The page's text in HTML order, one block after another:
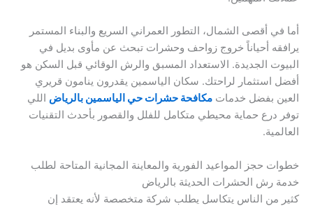
أما في أقصى الشمال، التطور العمراني السريع والبناء المستمر
يرافقه أحياناً خروج زواحف وحشرات تبحث عن مأوى بديل في
البيوت الجديدة. الاستعداد المسبق والرش الوقائي قبل السكن هو
أفضل استثمار لراحتك. سكان الياسمين يقدرون ينامون قريري
العين بفضل خدمات مكافحة حشرات حي الياسمين بالرياض اللي
توفر درع حماية محيطي متكامل للفلل والقصور بأحدث التقنيات
العالمية.
خطوات حجز المواعيد الفورية والمعاينة المجانية المتاحة لطلب
خدمة رش الحشرات الحديثة بالرياض
كثير من الناس يتكاسل يطلب شركة متخصصة لأنه يعتقد إن